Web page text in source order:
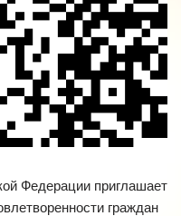
Федерации приглашает
граждан